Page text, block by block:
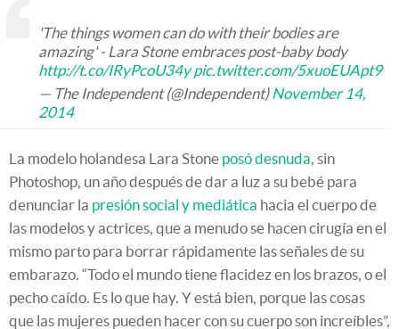
'The things women can do with their bodies are
amazing' - Lara Stone embraces post-baby body
http://t.co/IRyPcoU34y pic.twitter.com/5xuoEUApt9
— The Independent (@Independent) November 14,
2014
La modelo holandesa Lara Stone posó desnuda , sin
Photoshop, un año después de dar a luz a su bebé para
denunciar la presión social y mediática hacia el cuerpo de
las modelos y actrices, que a menudo se hacen cirugía en el
mismo parto para borrar rápidamente las señales de su
embarazo. “Todo el mundo tiene flacidez en los brazos, o el
pecho caído. Es lo que hay. Y está bien, porque las cosas
que las mujeres pueden hacer con su cuerpo son increíbles”,